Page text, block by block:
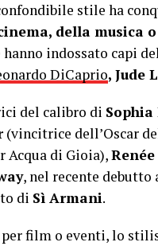
stile ha
della musica
hanno indossato capi
DiCaprio, Jude
del calibro di
(vincitrice dell’Oscar
Acqua di Gioia),
, nel recente debutto
di Sì Armani.
film o eventi, lo